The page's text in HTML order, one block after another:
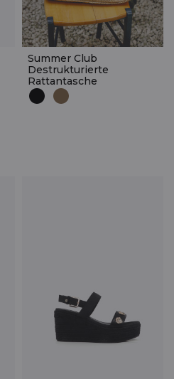
Summer Club
Destrukturierte
Rattantasche